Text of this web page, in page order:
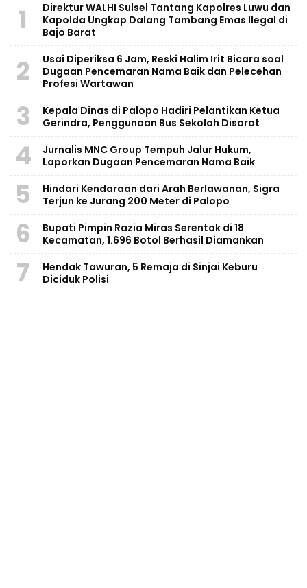
1
Direktur WALHI Sulsel Tantang Kapolres Luwu dan
Kapolda Ungkap Dalang Tambang Emas Ilegal di
Bajo Barat
2
Usai Diperiksa 6 Jam, Reski Halim Irit Bicara soal
Dugaan Pencemaran Nama Baik dan Pelecehan
Profesi Wartawan
3
Kepala Dinas di Palopo Hadiri Pelantikan Ketua
Gerindra, Penggunaan Bus Sekolah Disorot
4
Jurnalis MNC Group Tempuh Jalur Hukum,
Laporkan Dugaan Pencemaran Nama Baik
5
Hindari Kendaraan dari Arah Berlawanan, Sigra
Terjun ke Jurang 200 Meter di Palopo
6
Bupati Pimpin Razia Miras Serentak di 18
Kecamatan, 1.696 Botol Berhasil Diamankan
7
Hendak Tawuran, 5 Remaja di Sinjai Keburu
Diciduk Polisi